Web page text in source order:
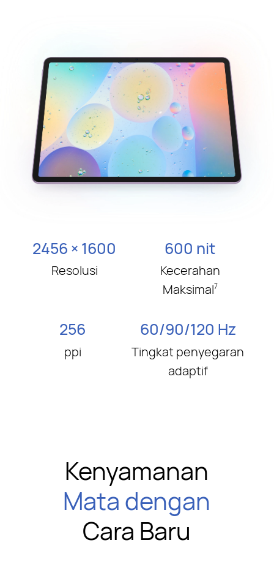
2456 × 1600
Resolusi
600 nit
Kecerahan
Maksimal7
256
ppi
60/90/120 Hz
Tingkat penyegaran
adaptif
Kenyamanan
Mata dengan
Cara Baru